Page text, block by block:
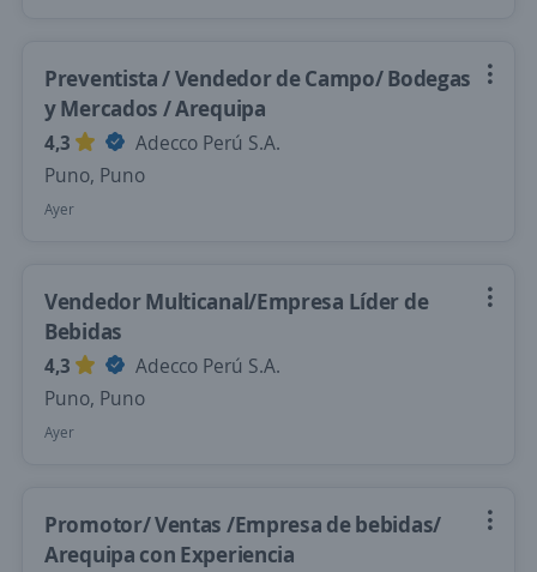
Preventista / Vendedor de Campo/ Bodegas
y Mercados / Arequipa
4,3
Adecco Perú S.A.
Puno, Puno
Ayer
Vendedor Multicanal/Empresa Líder de
Bebidas
4,3
Adecco Perú S.A.
Puno, Puno
Ayer
Promotor/ Ventas /Empresa de bebidas/
Arequipa con Experiencia